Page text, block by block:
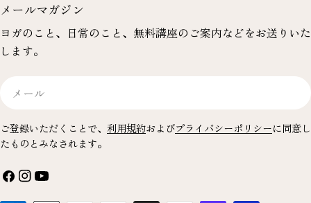
メールマガジン
ヨガのこと、日常のこと、無料講座のご案内などをお送りいた
します。
ル
ご登録いただくことで、 利用規約およびプライバシーポリシーに同意し
たものとみなされます。
フ イ YouTube